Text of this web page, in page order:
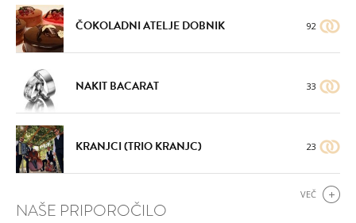
ČOKOLADNI ATELJE DOBNIK 92
NAKIT BACARAT 33
KRANJCI (TRIO KRANJC) 23
VEČ
NAŠE PRIPOROČILO